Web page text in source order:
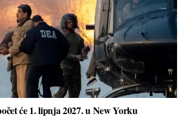
će 1. lipnja 2027. u New Yorku